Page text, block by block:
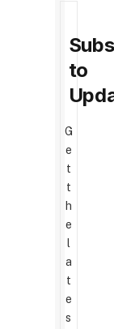
to
G
e
t
t
h
e
l
a
t
e
s